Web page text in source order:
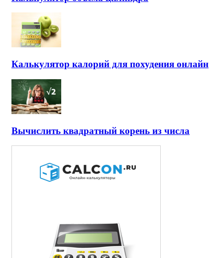
Калькулятор калорий для похудения онлайн
Вычислить квадратный корень из числа